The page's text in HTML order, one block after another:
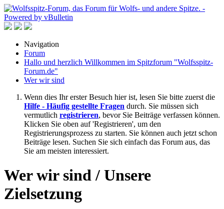
Navigation
Forum
Hallo und herzlich Willkommen im Spitzforum "Wolfsspitz-
Forum.de"
Wer wir sind
Wenn dies Ihr erster Besuch hier ist, lesen Sie bitte zuerst die
Hilfe - Häufig gestellte Fragen durch. Sie müssen sich
vermutlich registrieren, bevor Sie Beiträge verfassen können.
Klicken Sie oben auf 'Registrieren', um den
Registrierungsprozess zu starten. Sie können auch jetzt schon
Beiträge lesen. Suchen Sie sich einfach das Forum aus, das
Sie am meisten interessiert.
Wer wir sind / Unsere
Zielsetzung